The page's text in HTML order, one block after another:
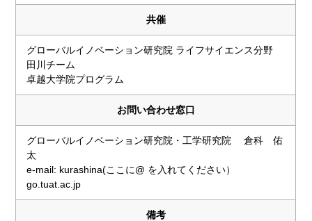
共催
グローバルイノベーション研究院 ライフサイエンス分野
田川チーム
卓越大学院プログラム
お問い合わせ窓口
グローバルイノベーション研究院・工学研究院 倉科 佑
太
e-mail: kurashina(ここに@ を入れてください）
go.tuat.ac.jp
備考